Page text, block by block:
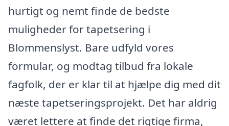
hurtigt og nemt finde de bedste
muligheder for tapetsering i
Blommenslyst. Bare udfyld vores
formular, og modtag tilbud fra lokale
fagfolk, der er klar til at hjælpe dig med dit
næste tapetseringsprojekt. Det har aldrig
været lettere at finde det rigtige firma,